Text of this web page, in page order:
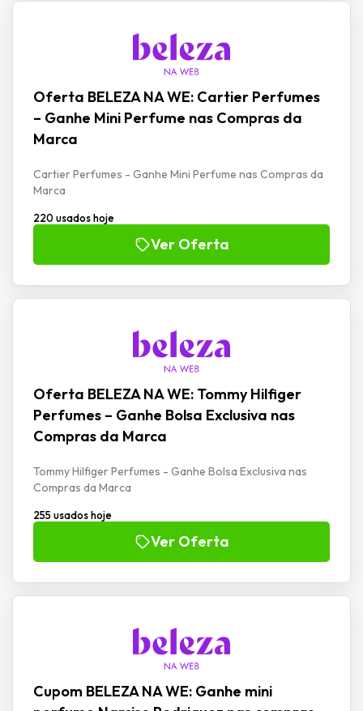
Oferta BELEZA NA WE: Cartier Perfumes
– Ganhe Mini Perfume nas Compras da
Marca
Cartier Perfumes - Ganhe Mini Perfume nas Compras da
Marca
220 usados hoje
Ver Oferta
Oferta BELEZA NA WE: Tommy Hilfiger
Perfumes – Ganhe Bolsa Exclusiva nas
Compras da Marca
Tommy Hilfiger Perfumes - Ganhe Bolsa Exclusiva nas
Compras da Marca
255 usados hoje
Ver Oferta
Cupom BELEZA NA WE: Ganhe mini